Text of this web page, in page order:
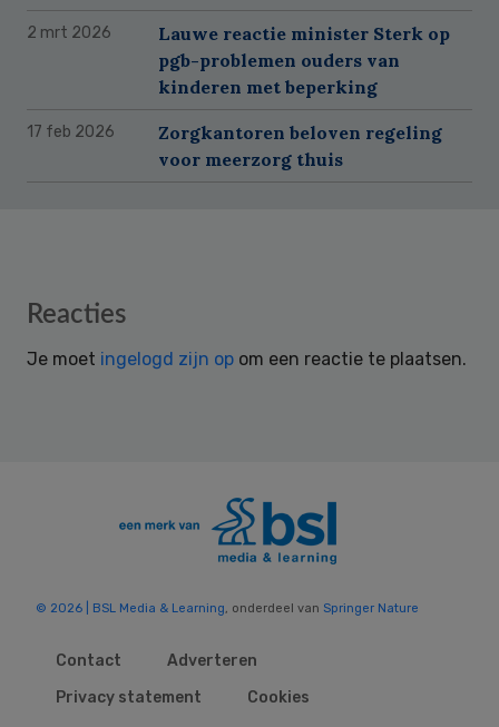
2 mrt 2026
Lauwe reactie minister Sterk op
pgb-problemen ouders van
kinderen met beperking
17 feb 2026
Zorgkantoren beloven regeling
voor meerzorg thuis
Reader
Reacties
Je moet ingelogd zijn op om een reactie te plaatsen.
© 2026 | BSL Media & Learning, onderdeel van Springer Nature
Contact
Adverteren
Privacy statement
Cookies